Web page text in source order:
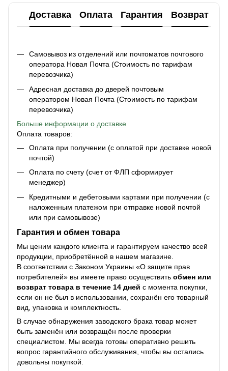
Доставка Оплата Гарантия Возврат
Самовывоз из отделений или почтоматов почтового
оператора Новая Почта (Стоимость по тарифам
перевозчика)
Адресная доставка до дверей почтовым
оператором Новая Почта (Стоимость по тарифам
перевозчика)
Больше информации о доставке
Оплата товаров:
Оплата при получении (с оплатой при доставке новой
почтой)
Оплата по счету (счет от ФЛП сформирует
менеджер)
Кредитными и дебетовыми картами при получении (с
наложенным платежом при отправке новой почтой
или при самовывозе)
Гарантия и обмен товара
Мы ценим каждого клиента и гарантируем качество всей
продукции, приобретённой в нашем магазине.
В соответствии с Законом Украины «О защите прав
потребителей» вы имеете право осуществить обмен или
возврат товара в течение 14 дней с момента покупки,
если он не был в использовании, сохранён его товарный
вид, упаковка и комплектность.
В случае обнаружения заводского брака товар может
быть заменён или возвращён после проверки
специалистом. Мы всегда готовы оперативно решить
вопрос гарантийного обслуживания, чтобы вы остались
довольны покупкой.